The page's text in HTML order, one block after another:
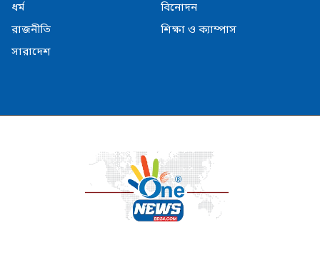
ধর্ম
বিনোদন
রাজনীতি
শিক্ষা ও ক্যাম্পাস
সারাদেশ